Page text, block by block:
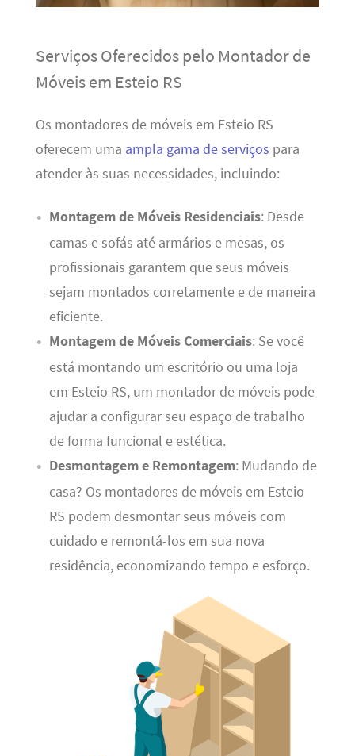
Serviços Oferecidos pelo Montador de
Móveis em Esteio RS
Os montadores de móveis em Esteio RS
oferecem uma ampla gama de serviços para
atender às suas necessidades, incluindo:
Montagem de Móveis Residenciais: Desde
camas e sofás até armários e mesas, os
profissionais garantem que seus móveis
sejam montados corretamente e de maneira
eficiente.
Montagem de Móveis Comerciais: Se você
está montando um escritório ou uma loja
em Esteio RS, um montador de móveis pode
ajudar a configurar seu espaço de trabalho
de forma funcional e estética.
Desmontagem e Remontagem: Mudando de
casa? Os montadores de móveis em Esteio
RS podem desmontar seus móveis com
cuidado e remontá-los em sua nova
residência, economizando tempo e esforço.